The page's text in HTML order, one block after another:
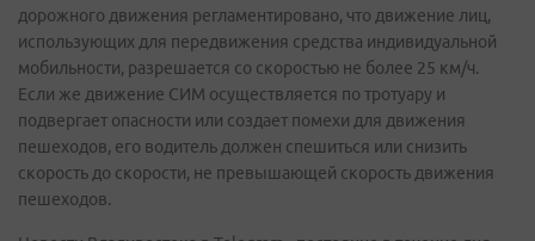
дорожного движения регламентировано, что движение лиц,
использующих для передвижения средства индивидуальной
мобильности, разрешается со скоростью не более 25 км/ч.
Если же движение СИМ осуществляется по тротуару и
подвергает опасности или создает помехи для движения
пешеходов, его водитель должен спешиться или снизить
скорость до скорости, не превышающей скорость движения
пешеходов.